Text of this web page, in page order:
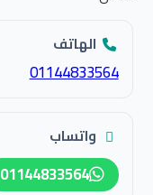
الهاتف
01144833564
واتساب
01144833564